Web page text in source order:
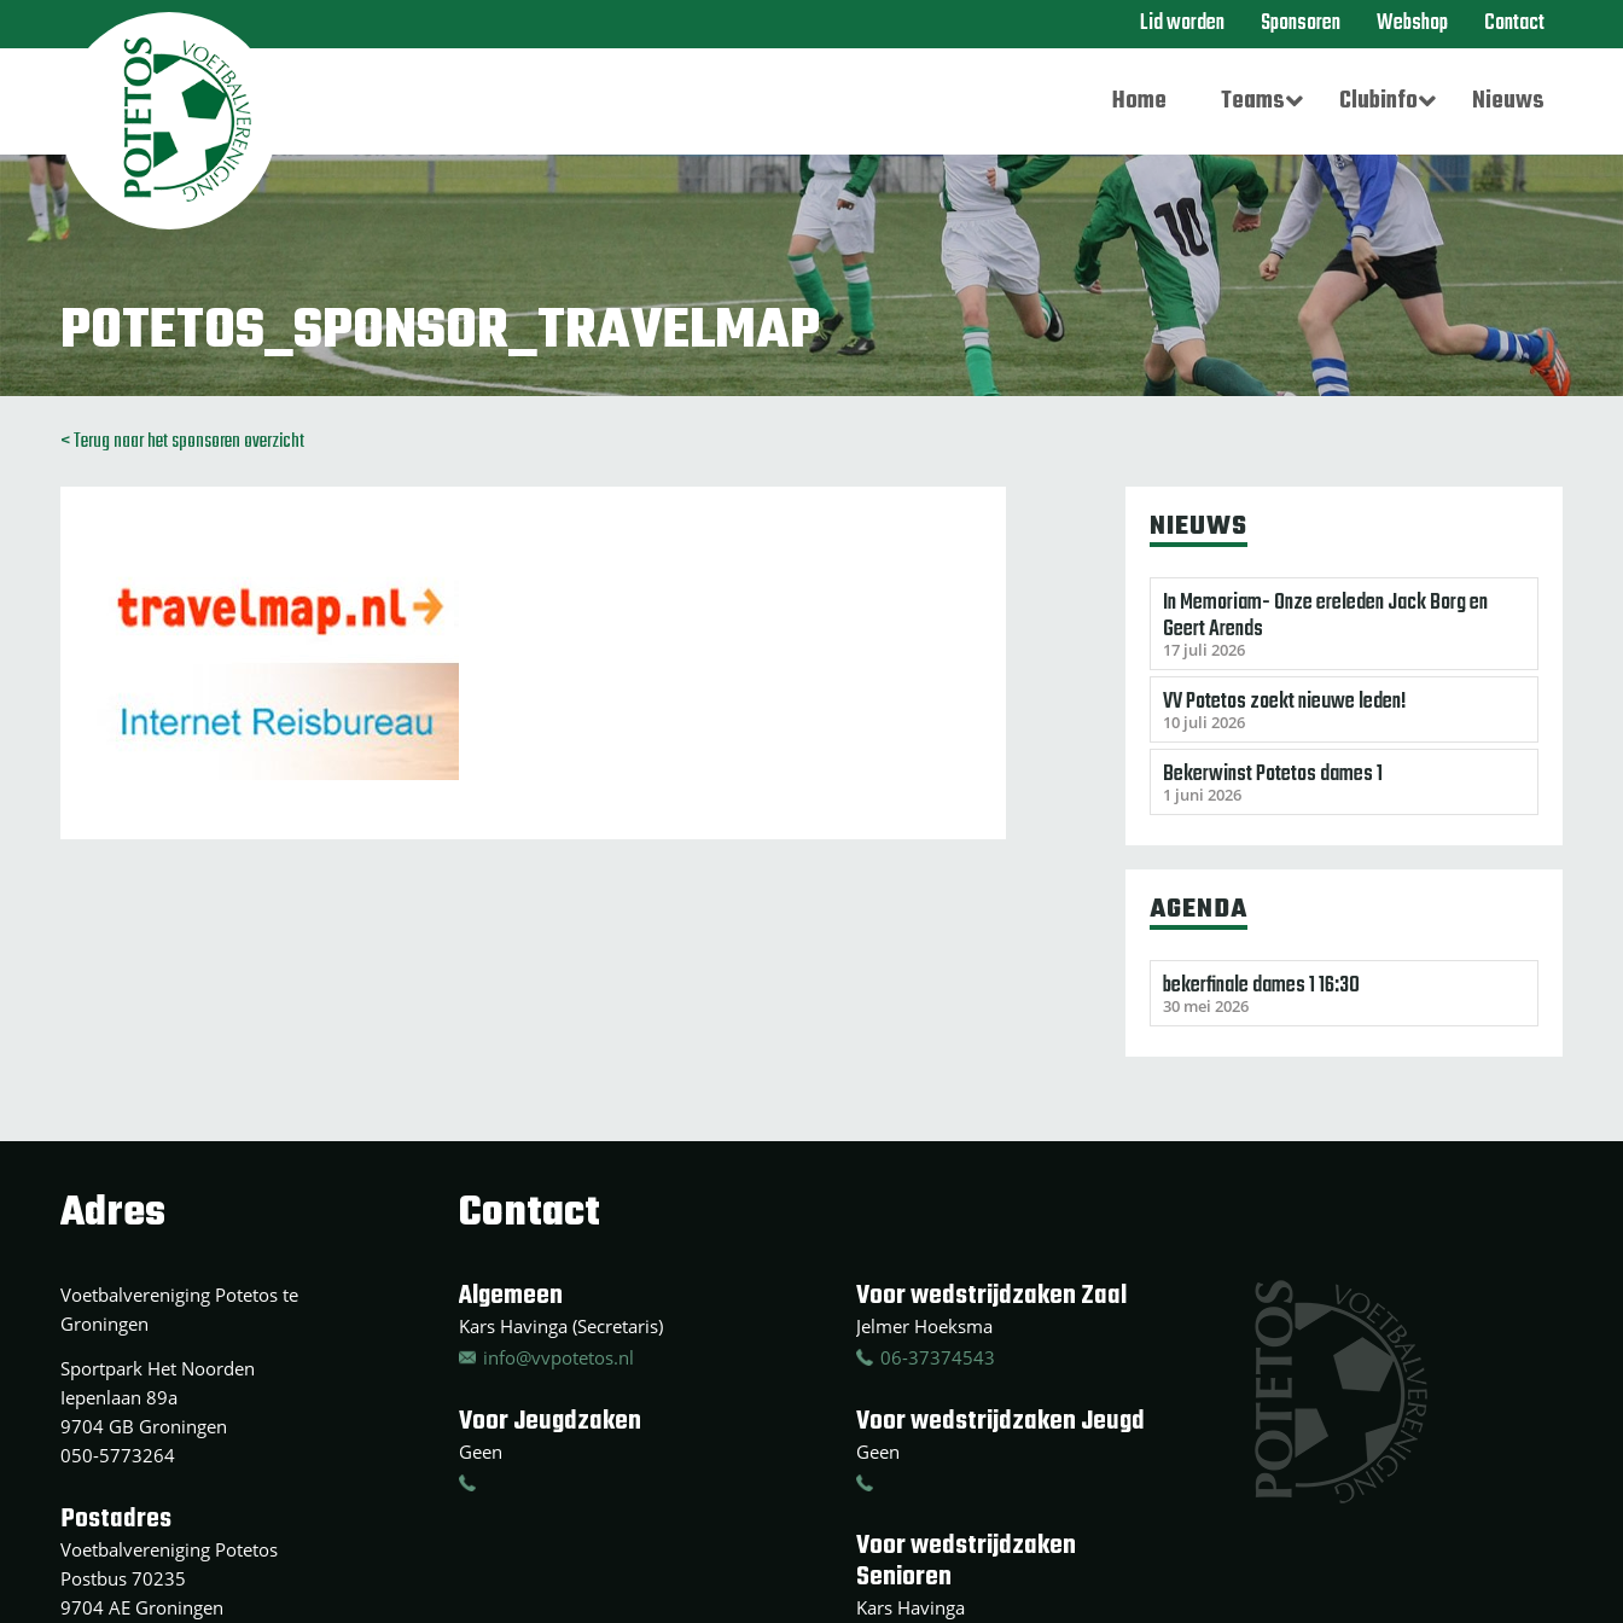
Lid worden Sponsoren Webshop Contact
Home Teams Clubinfo Nieuws
POTETOS_SPONSOR_TRAVELMAP
< Terug naar het sponsoren overzicht
NIEUWS
In Memoriam- Onze ereleden Jack Borg en
Geert Arends
17 juli 2026
VV Potetos zoekt nieuwe leden!
10 juli 2026
Bekerwinst Potetos dames 1
1 juni 2026
AGENDA
bekerfinale dames 1 16:30
30 mei 2026
Adres
Voetbalvereniging Potetos te
Groningen
Sportpark Het Noorden
Iepenlaan 89a
9704 GB Groningen
050-5773264
Postadres
Voetbalvereniging Potetos
Postbus 70235
9704 AE Groningen
Contact
Algemeen
Kars Havinga (Secretaris)
info@vvpotetos.nl
Voor Jeugdzaken
Geen
Voor wedstrijdzaken Zaal
Jelmer Hoeksma
06-37374543
Voor wedstrijdzaken Jeugd
Geen
Voor wedstrijdzaken
Senioren
Kars Havinga